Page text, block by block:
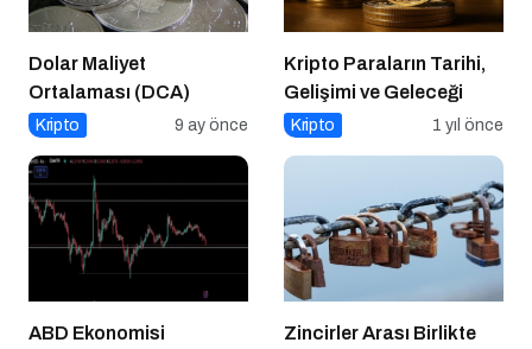
Dolar Maliyet
Ortalaması (DCA)
Kripto 9 ay önce
Kripto Paraların Tarihi,
Gelişimi ve Geleceği
Kripto 1 yıl önce
ABD Ekonomisi Zincirler Arası Birlikte